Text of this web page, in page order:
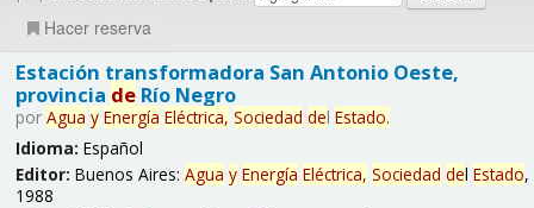
Hacer reserva
Estación transformadora San Antonio Oeste,
provincia deRío Negro
por Agua y Energía Eléctrica, Sociedad del Estado.
Idioma: Español
Editor: Buenos Aires: Agua y Energía Eléctrica, Sociedad del Estado,
1988